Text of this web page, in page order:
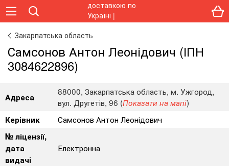
Закарпатська область
Самсонов Антон Леонідович (ІПН
3084622896)
Адреса
88000, Закарпатська область, м. Ужгород,
вул. Другетів, 96 (Показати на мапі)
Керівник
Самсонов Антон Леонідович
№ ліцензії,
дата
видачі
Електронна